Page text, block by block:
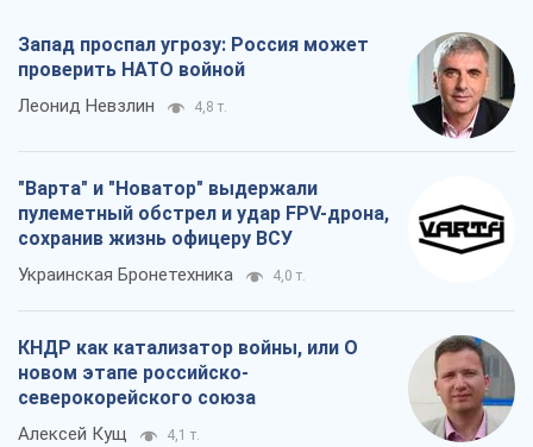
Запад проспал угрозу: Россия может
проверить НАТО войной
Леонид Невзлин 4,8 т.
"Варта" и "Новатор" выдержали
пулеметный обстрел и удар FPV-дрона,
сохранив жизнь офицеру ВСУ
Украинская Бронетехника 4,0 т.
КНДР как катализатор войны, или О
новом этапе российско-
северокорейского союза
Алексей Кущ 4,1 т.